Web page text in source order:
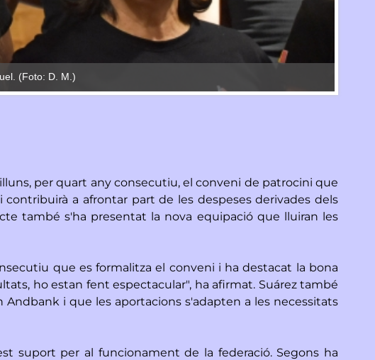
(Foto: D. M.)
per quart any consecutiu, el conveni de patrocini que
a afrontar part de les despeses derivades dels
també s'ha presentat la nova equipació que lluiran les
que es formalitza el conveni i ha destacat la bona
ho estan fent espectacular", ha afirmat. Suárez també
i que les aportacions s'adapten a les necessitats
suport per al funcionament de la federació. Segons ha